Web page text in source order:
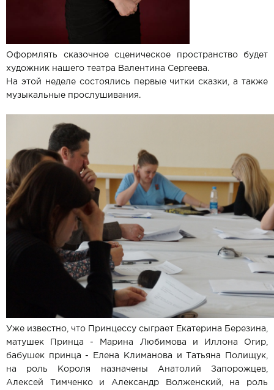
Оформлять сказочное сценическое пространство будет
художник нашего театра Валентина Сергеева.
На этой неделе состоялись первые читки сказки, а также
музыкальные прослушивания.
Уже известно, что Принцессу сыграет Екатерина Березина,
матушек Принца - Марина Любимова и Иллона Огир,
бабушек принца - Елена Климанова и Татьяна Полищук,
на роль Короля назначены Анатолий Запорожцев,
Алексей Тимченко и Александр Волженский, на роль